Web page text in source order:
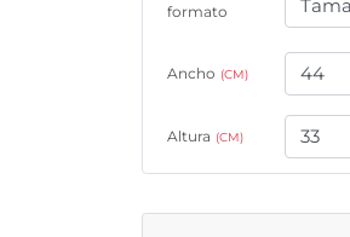
formato
Ancho (CM)
Altura (CM)